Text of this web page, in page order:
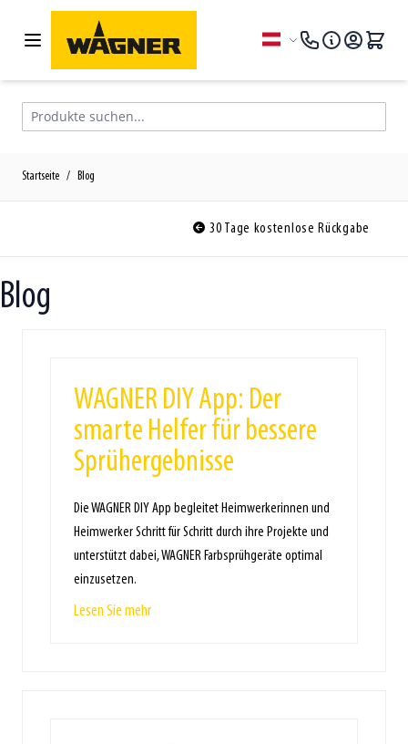
Zum Inhalt springen
Sprache
Produkte suchen...
Startseite / Blog
30 Tage kostenlose Rückgabe
Blog
WAGNER DIY App: Der
smarte Helfer für bessere
Sprühergebnisse
Die WAGNER DIY App begleitet Heimwerkerinnen und
Heimwerker Schritt für Schritt durch ihre Projekte und
unterstützt dabei, WAGNER Farbsprühgeräte optimal
einzusetzen.
Lesen Sie mehr